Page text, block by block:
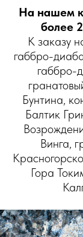
На нашем
более
К заказу
габбро-
габбро-
Бунтина,
Балтик
Винга,
Гора